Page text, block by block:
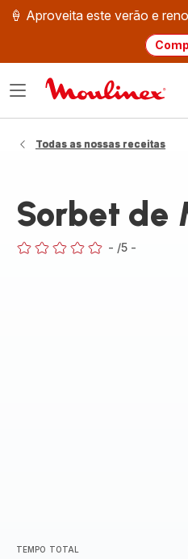
🍦 Aproveita este verão e
Abrir
Todas as nossas receitas
Sorbet de
- /5 -
TEMPO TOTAL